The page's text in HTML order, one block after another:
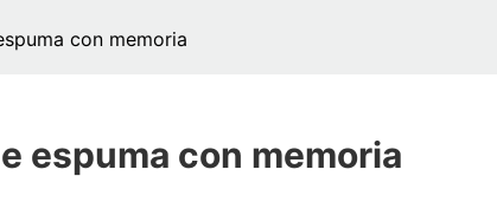
con memoria
espuma con memoria